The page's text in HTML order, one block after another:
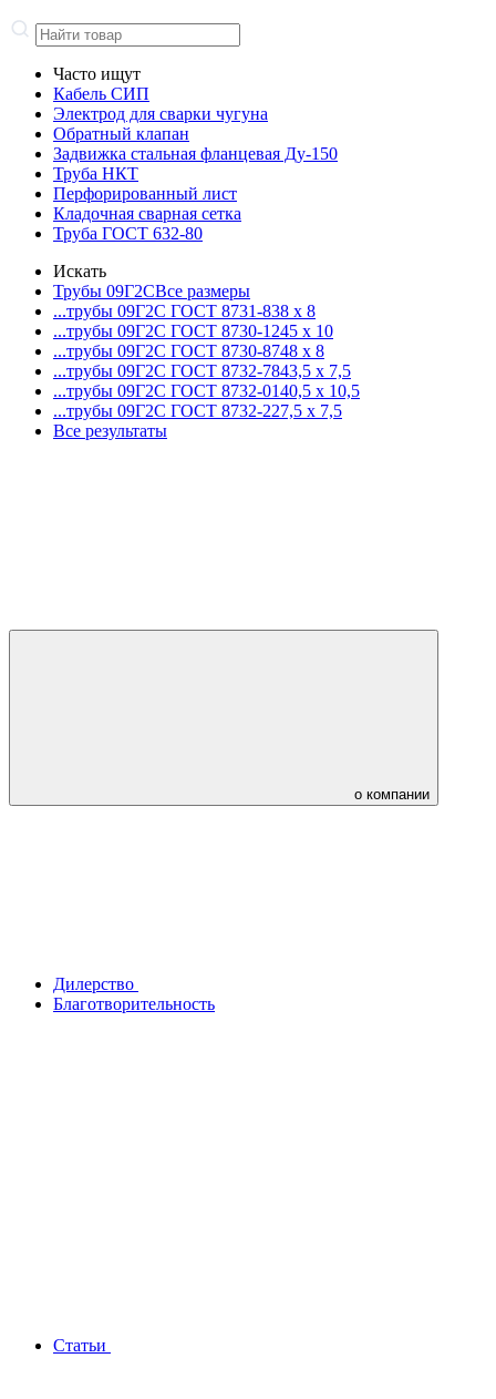
Часто ищут
Кабель СИП
Электрод для сварки чугуна
Обратный клапан
Задвижка стальная фланцевая Ду-150
Труба НКТ
Перфорированный лист
Кладочная сварная сетка
Труба ГОСТ 632-80
Искать
Трубы 09Г2СВсе размеры
...трубы 09Г2С ГОСТ 8731-838 x 8
...трубы 09Г2С ГОСТ 8730-1245 x 10
...трубы 09Г2С ГОСТ 8730-8748 x 8
...трубы 09Г2С ГОСТ 8732-7843,5 x 7,5
...трубы 09Г2С ГОСТ 8732-0140,5 x 10,5
...трубы 09Г2С ГОСТ 8732-227,5 x 7,5
Все результаты
о компании
Дилерство
Благотворительность
Статьи